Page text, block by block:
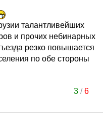
талантливейших
и прочих небинарных
резко повышается
по обе стороны
3/6